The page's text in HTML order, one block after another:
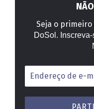
Seja o
DoSol.
Endereço
de
e-
mail